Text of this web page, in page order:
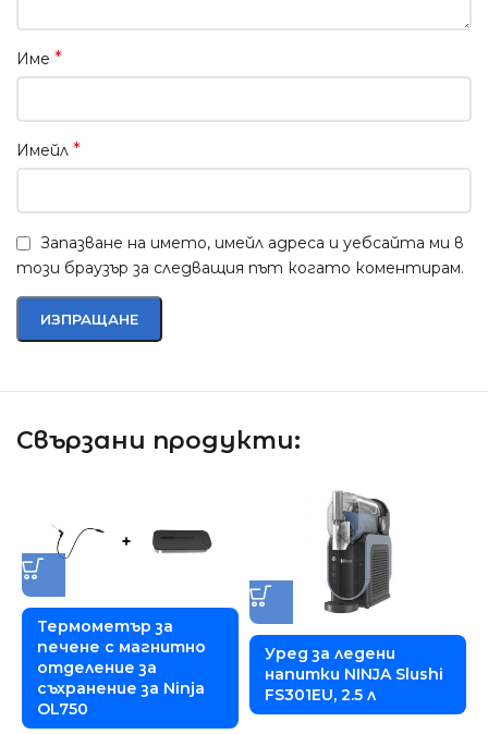
Име *
Имейл *
Запазване на името, имейл адреса и уебсайта ми в
този браузър за следващия път когато коментирам.
Свързани продукти:
Термометър за
печене с магнитно
отделение за
съхранение за Ninja
OL750
Уред за ледени
напитки NINJA Slushi
FS301EU, 2.5 л